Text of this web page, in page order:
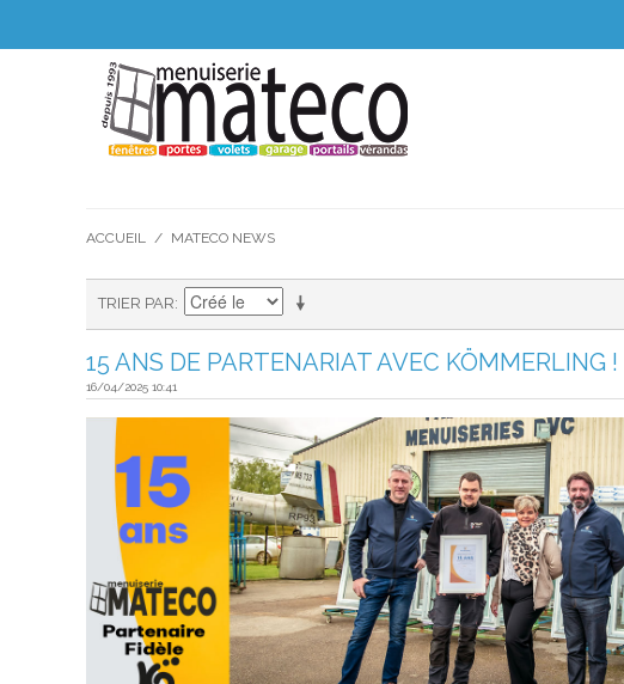
ACCUEIL / MATECO NEWS
TRIER PAR
15 ANS DE PARTENARIAT AVEC KÖMMERLING !
16/04/2025 10:41